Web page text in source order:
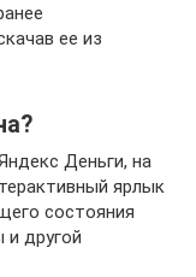
ее из
Деньги, на
ярлык
состояния
и другой